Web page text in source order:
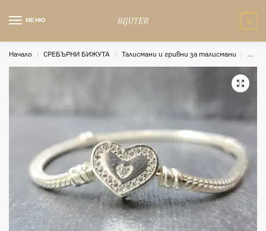
МЕНЮ 0
Начало / СРЕБЪРНИ БИЖУТА / Талисмани и гривни за талисмани /